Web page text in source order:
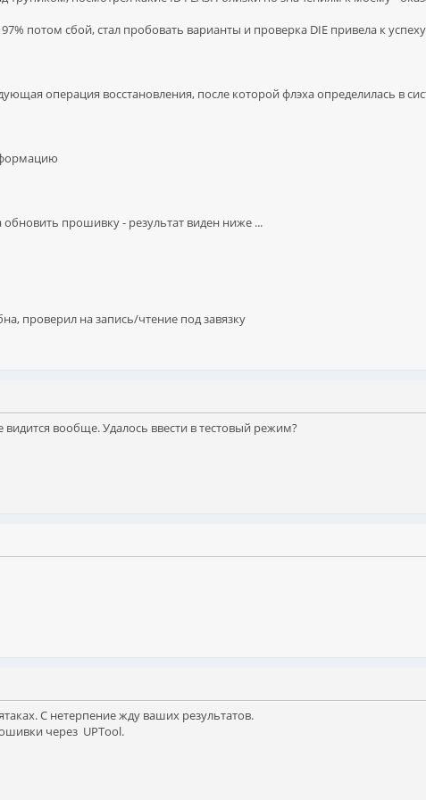
потом сбой, стал пробовать варианты и проверка DIE привела к
операция восстановления, после которой флэха определилась в
прошивку - результат виден ниже ...
проверил на запись/чтение под завязку
вообще. Удалось ввести в тестовый режим?
С нетерпение жду ваших результатов.
через UPTool.